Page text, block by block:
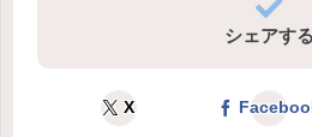
シェアする
X